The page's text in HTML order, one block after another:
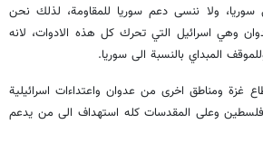
سوريا، ولا ننسى دعم سوريا للمقاومة، لذلك نحن
وهي اسرائيل التي تحرك كل هذه الادوات، لانه
المبداي بالنسبة الى سوريا.
ومناطق اخرى من عدوان واعتداءات اسرائيلية
فلسطين وعلى المقدسات كله استهداف الى من يدعم